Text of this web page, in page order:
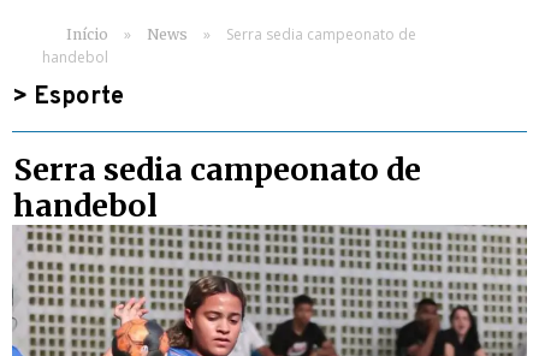
Início » News »
Serra sedia campeonato de
handebol
> Esporte
Serra sedia campeonato de
handebol